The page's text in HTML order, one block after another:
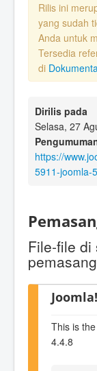
Rilis ini
yang sudah
Anda untuk
Tersedia
di
Dirilis pada
Selasa, 27
https://
5911-joomla-
File-file di
This is
4.4.8